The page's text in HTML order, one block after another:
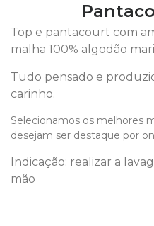
Top e pantacourt com
malha 100% algodão
Tudo pensado e
carinho.
Selecionamos os melhores
desejam ser destaque por
Indicação: realizar a
mão